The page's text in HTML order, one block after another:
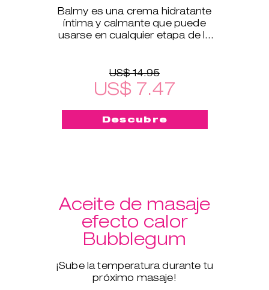
Balmy es una crema hidratante
íntima y calmante que puede
usarse en cualquier etapa de la
US$ 14.95
US$ 7.47
Descubre
Aceite de masaje
efecto calor
Bubblegum
¡Sube la temperatura durante tu
próximo masaje!